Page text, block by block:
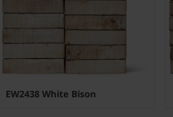
EW2438 White Bison